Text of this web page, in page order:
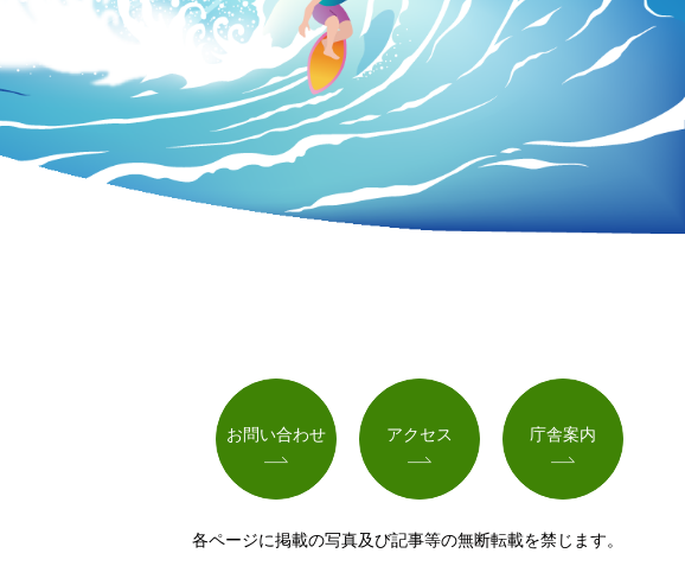
お問い合わせ アクセス 庁舎案内
各ページに掲載の写真及び記事等の無断転載を禁じます。